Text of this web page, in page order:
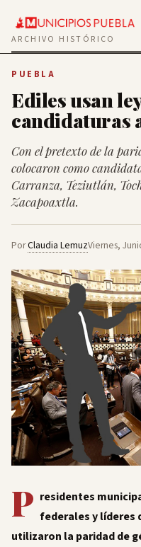
ARCHIVO HISTÓRICO
PUEBLA
Ediles usan
candidaturas
Con el pretexto de la
colocaron como
Carranza, Teziutlán,
Zacapoaxtla.
PorClaudia LemuzViernes,
P residentes
federales y
utilizaron la paridad de